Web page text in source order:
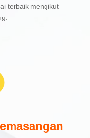
terbaik mengikut